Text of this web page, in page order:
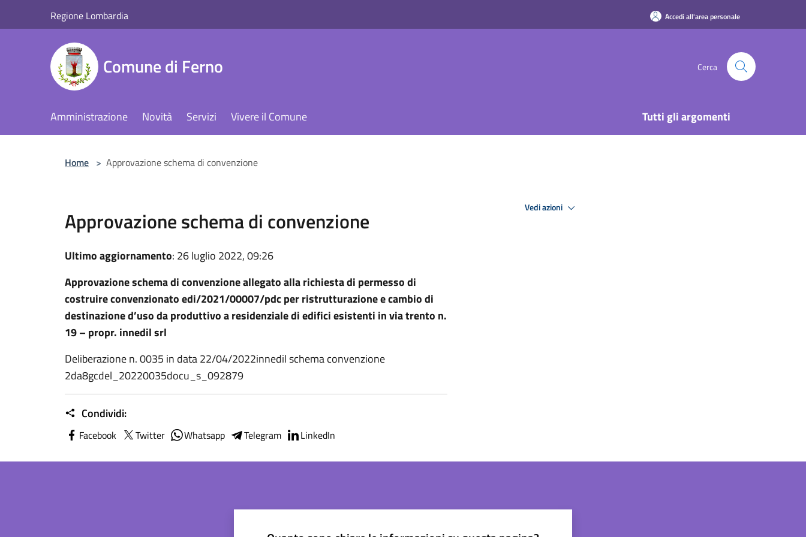
Regione Lombardia Accedi all'area personale
Comune di Ferno Cerca
Amministrazione Novità Servizi Vivere il Comune Tutti gli argomenti
Home > Approvazione schema di convenzione
Approvazione schema di convenzione
Ultimo aggiornamento: 26 luglio 2022, 09:26
Approvazione schema di convenzione allegato alla richiesta di permesso di
costruire convenzionato edi/2021/00007/pdc per ristrutturazione e cambio di
destinazione d’uso da produttivo a residenziale di edifici esistenti in via trento n.
19 – propr. innedil srl
Deliberazione n. 0035 in data 22/04/2022innedil schema convenzione
2da8gcdel_20220035docu_s_092879
Condividi:
Facebook Twitter Whatsapp Telegram LinkedIn
Vedi azioni